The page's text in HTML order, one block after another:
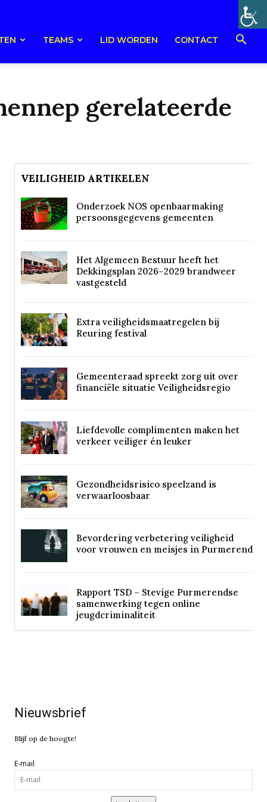
TEAMS LID WORDEN CONTACT
gerelateerde
VEILIGHEID ARTIKELEN
Onderzoek NOS openbaarmaking
persoonsgegevens gemeenten
Het Algemeen Bestuur heeft het
Dekkingsplan 2026–2029 brandweer
vastgesteld
Extra veiligheidsmaatregelen bij
Reuring festival
Gemeenteraad spreekt zorg uit over
financiële situatie Veiligheidsregio
Liefdevolle complimenten maken het
verkeer veiliger én leuker
Gezondheidsrisico speelzand is
verwaarloosbaar
Bevordering verbetering veiligheid
voor vrouwen en meisjes in Purmerend
Rapport TSD – Stevige Purmerendse
samenwerking tegen online
jeugdcriminaliteit
Nieuwsbrief
Blijf op de hoogte!
E-mail